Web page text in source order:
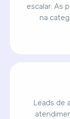
escalar: As
na
Leads de